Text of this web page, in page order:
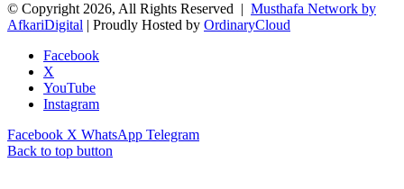
© Copyright 2026, All Rights Reserved | Musthafa Network by
AfkariDigital | Proudly Hosted by OrdinaryCloud
Facebook
X
YouTube
Instagram
Facebook X WhatsApp Telegram
Back to top button